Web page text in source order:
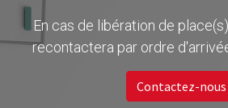
En cas de libération de
recontactera par ordre
Contactez-nous